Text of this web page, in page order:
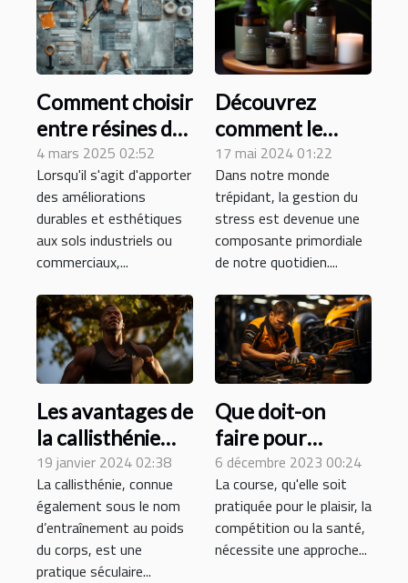
Comment choisir
entre résines de
sol et dalles PVC
pour votre
entreprise
4 mars 2025 02:52
Lorsqu'il s'agit d'apporter
des améliorations
durables et esthétiques
aux sols industriels ou
commerciaux,...
Découvrez
comment le
magnésium
bisglycinate peut
améliorer votre
gestion du stress
quotidien
17 mai 2024 01:22
Dans notre monde
trépidant, la gestion du
stress est devenue une
composante primordiale
de notre quotidien....
Les avantages de
la callisthénie
pour la santé et
le bien-être
global
19 janvier 2024 02:38
La callisthénie, connue
également sous le nom
d’entraînement au poids
du corps, est une
pratique séculaire...
Que doit-on
faire pour
améliorer la
performance de
courses ?
6 décembre 2023 00:24
La course, qu'elle soit
pratiquée pour le plaisir, la
compétition ou la santé,
nécessite une approche...